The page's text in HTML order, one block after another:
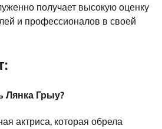
получает высокую оценку
и профессионалов в своей
Лянка Грыу?
актриса, которая обрела